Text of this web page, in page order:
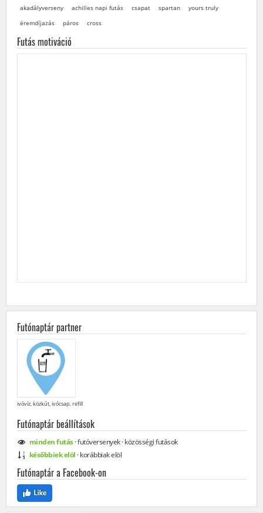
akadályverseny
achilles napi futás csapat spartan
yours truly
éremdíjazás
páros cross
Futás motiváció
Futónaptár partner
ivóvíz, közkút, ivócsap, refill
Futónaptár beállítások
mindenfutás·futóversenyek·közösségifutások
későbbiek elöl ·korábbiak elöl
Futónaptár a Facebook-on